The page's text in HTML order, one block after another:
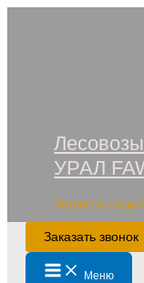
УРАЛ
Лизинг со
Заказать звонок
Main
Menu
Меню